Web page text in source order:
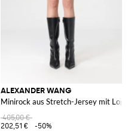
ALEXANDER WANG
Minirock aus Stretch-Jersey mit Logo
405,00 €
202,51 €
-50%